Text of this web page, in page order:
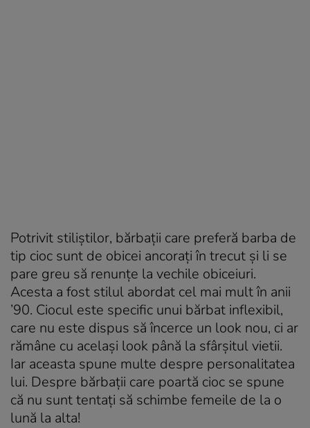
Potrivit stiliștilor, bărbații care preferă barba de
tip cioc sunt de obicei ancorați în trecut și li se
pare greu să renunțe la vechile obiceiuri.
Acesta a fost stilul abordat cel mai mult în anii
’90. Ciocul este specific unui bărbat inflexibil,
care nu este dispus să încerce un look nou, ci ar
rămâne cu același look până la sfârșitul vietii.
Iar aceasta spune multe despre personalitatea
lui. Despre bărbații care poartă cioc se spune
că nu sunt tentați să schimbe femeile de la o
lună la alta!